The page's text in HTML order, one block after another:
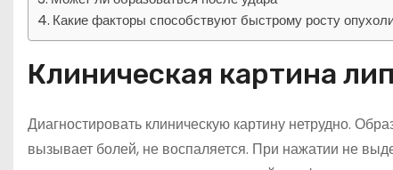
Какие факторы способствуют быстрому росту
Клиническая картина
Диагностировать клиническую картину нетрудно.
вызывает болей, не воспаляется. При нажатии не